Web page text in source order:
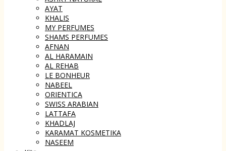
AYAT
KHALIS
MY PERFUMES
SHAMS PERFUMES
AFNAN
AL HARAMAIN
AL REHAB
LE BONHEUR
NABEEL
ORIENTICA
SWISS ARABIAN
LATTAFA
KHADLAJ
KARAMAT KOSMETIKA
NASEEM